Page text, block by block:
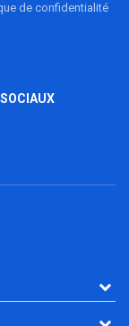
de confidentialité